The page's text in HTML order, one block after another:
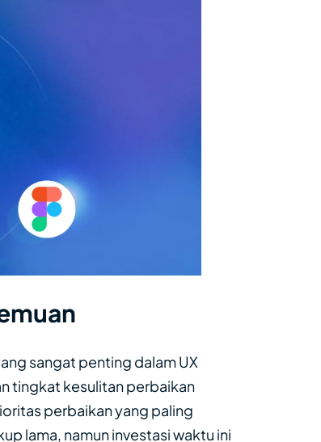
sangat penting dalam UX
tingkat kesulitan perbaikan
perbaikan yang paling
lama, namun investasi waktu ini